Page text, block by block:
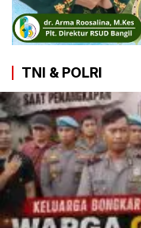
TNI & POLRI